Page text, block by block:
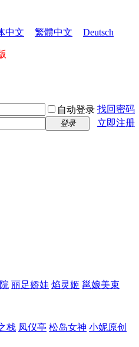
中文 繁體中文 Deutsch
自动登录 找回密码
登录 立即注册
丽足娇娃 焰灵姬 邕娘美束
栈 凤仪亭 松岛女神 小妮原创